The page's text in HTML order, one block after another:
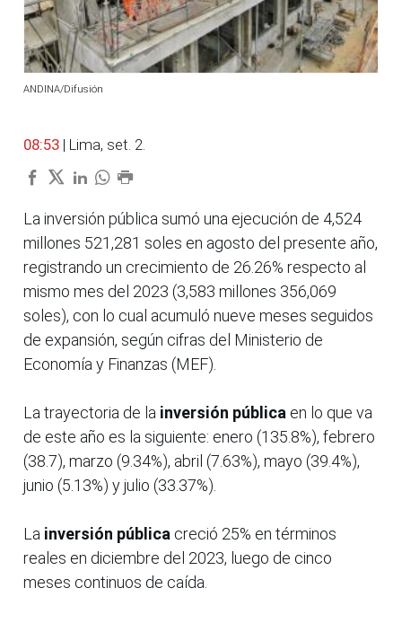
ANDINA/Difusión
08:53 | Lima, set. 2.
La inversión pública sumó una ejecución de 4,524
millones 521,281 soles en agosto del presente año,
registrando un crecimiento de 26.26% respecto al
mismo mes del 2023 (3,583 millones 356,069
soles), con lo cual acumuló nueve meses seguidos
de expansión, según cifras del Ministerio de
Economía y Finanzas (MEF).
La trayectoria de la inversión pública en lo que va
de este año es la siguiente: enero (135.8%), febrero
(38.7), marzo (9.34%), abril (7.63%), mayo (39.4%),
junio (5.13%) y julio (33.37%).
La inversión pública creció 25% en términos
reales en diciembre del 2023, luego de cinco
meses continuos de caída.